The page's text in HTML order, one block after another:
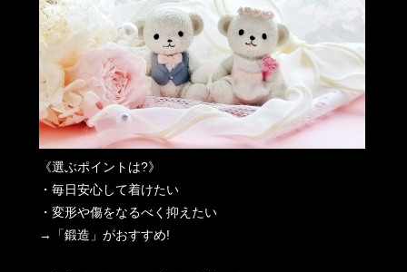
《選ぶポイントは?》
・毎日安心して着けたい
・変形や傷をなるべく抑えたい
→「鍛造」がおすすめ!